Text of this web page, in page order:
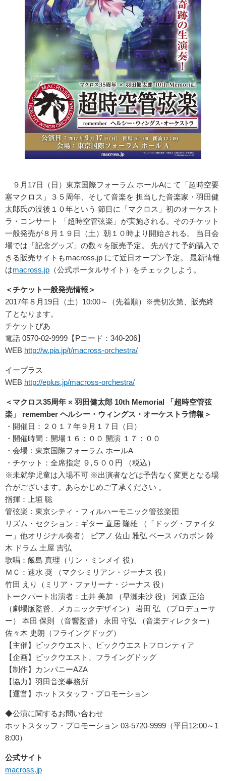
９月17日（日）東京国際フォーラム ホールAに て「超時空要
塞マクロス」３５周年、そして音楽を 担当した音楽家・羽田健
太郎氏の没後１０年という 節目に「マクロス」初のオーケスト
ラ・コンサート 「超時空管弦楽」が実施される。そのチケット
一般発売が８月１９日（土）朝１０時より開始される。 当日会
場では「記念グッズ」の数々を販売予定。 先がけて予約購入で
きる販売サイトもmacross.jp にて近日オープン予定。 最新情報
はmacross.jp （公式ポータルサイト）をチェックしよう。
＜チケット一般発売情報＞
2017年８月19日（土）10:00～（先着順）※売切次第、販売終
了となります。
チケットぴあ
電話 0570-02-9999【Pコード：340-206】
WEB http://w.pia.jp/t/macross-orchestra/
イープラス
WEB http://eplus.jp/macross-orchestra/
＜マクロス35周年 × 羽田健太郎 10th Memorial 「超時空管弦
楽」 remember ヘルシー・ウィングス・オーケストラ情報＞
・開催日：２０１７年９月１７日（日）
・開催時間：開場１６：００ 開演 １７：００
・会場：東京国際フォーラム ホールA
・チケット：全席指定 ９,５００円 （税込）
※未就学児童は入場不可 ※出演者などは予告なく変更となる場
合がございます。あらかじめご了承ください 。
指揮：上垣 聡
管弦楽：東京シティ・フィルハーモニック管弦楽団
リズム・セクション：ギター 直居 隆雄 （「ドッグ・ファイタ
ー」他オリジナル奏者） ピアノ 佐山 雅弘 ベース バカボン 鈴
木 ドラム 土屋 吉弘
歌唱：飯島 真理（リン・ミンメイ 役）
ＭＣ：速水 奨 （マクシミリアン・ジーナス 役）
竹田 えり（ミリア・ファリーナ・ジーナス 役）
トークパート出演者：土井 美加 （早瀬未沙 役） 河森 正治
（劇場版監督、メカニックデザイン） 岩田 弘 （プロデューサ
ー） 本田 保則 （音響監督） 永田 守弘 （音楽ディレクター）
佐々木 史朗（フライングドッグ）
【主催】ビックウエスト、ビックウエストフロンティア
【企画】ビックウエスト、フライングドッグ
【制作】カンパニーAZA
【協力】羽田音楽事務所
【運営】ホットスタッフ・プロモーション
◆公演に関するお問い合わせ
ホットスタッフ・プロモーション 03-5720-9999（平日12:00～1
8:00）
公式サイト
macross.jp